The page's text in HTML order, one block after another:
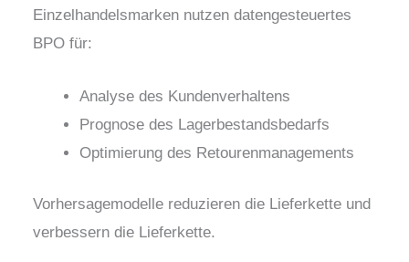
Einzelhandelsmarken nutzen datengesteuertes
BPO für:
Analyse des Kundenverhaltens
Prognose des Lagerbestandsbedarfs
Optimierung des Retourenmanagements
Vorhersagemodelle reduzieren die Lieferkette und
verbessern die Lieferkette.